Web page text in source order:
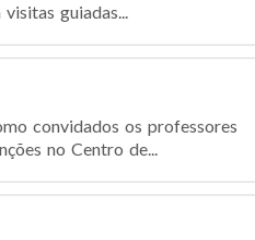
guiadas...
convidados os professores
no Centro de...